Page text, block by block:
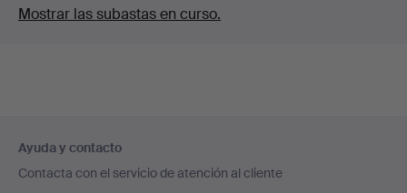
Mostrar las subastas en curso.
en
el
Ayuda y contacto
Contacta con el servicio de atención al cliente